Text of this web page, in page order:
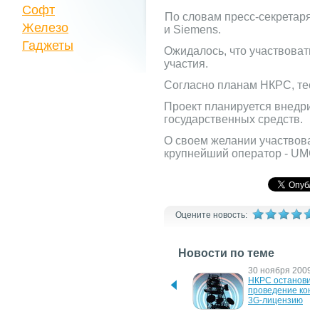
По словам пресс-
и Siemens.
Ожидалось, что
участия.
Согласно планам НКРС,
Проект планируется
государственных средств.
О своем желании
крупнейший оператор -
Оцените новость:
Новости по теме
30 ноября
НКРС
проведение
3G-лицензию
Софт
Железо
Гаджеты